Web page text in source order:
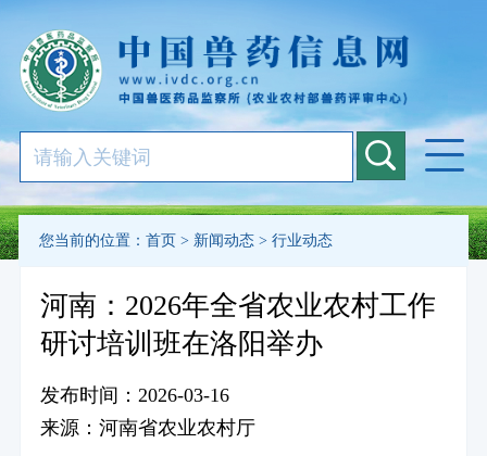
您当前的位置： 首页> 新闻动态> 行业动态
河南：2026年全省农业农村工作
研讨培训班在洛阳举办
发布时间：2026-03-16
来源：河南省农业农村厅